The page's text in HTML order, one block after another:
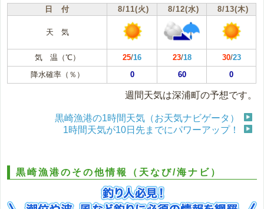
日 付 8/11(火) 8/12(水) 8/13(木)
天 気
気 温（℃） 25/16 23/18 30/23
降水確率（％）
0 60 0
週間天気は深浦町の予想です。
黒崎漁港の1時間天気（お天気ナビゲータ）
1時間天気が10日先までにパワーアップ！
黒崎漁港のその他情報（天なび/海ナビ）